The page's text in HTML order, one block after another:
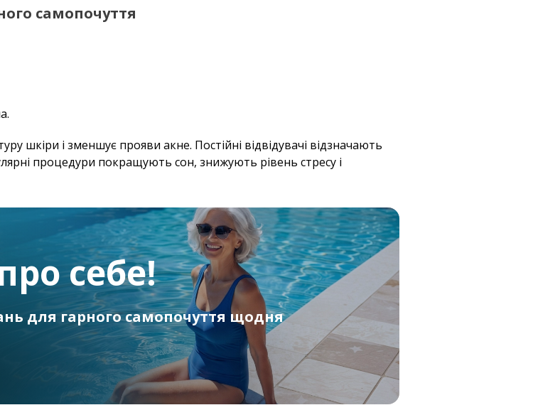
самопочуття
шкіри і зменшує прояви акне. Постійні відвідувачі відзначають
процедури покращують сон, знижують рівень стресу і
себе!
для гарного самопочуття щодня